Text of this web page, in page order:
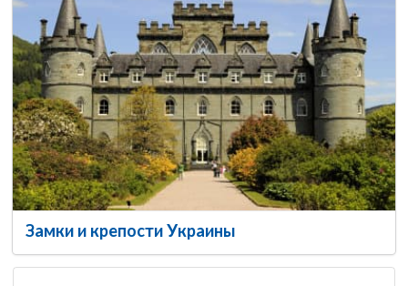
Замки и крепости Украины